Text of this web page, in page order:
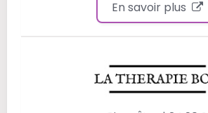
En savoir plus